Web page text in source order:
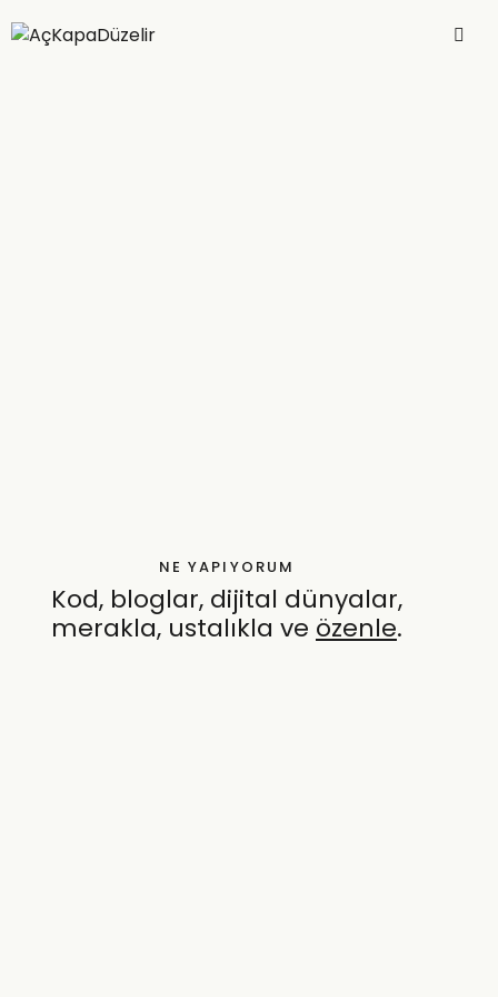
NE YAPIYORUM
Kod, bloglar, dijital dünyalar,
merakla, ustalıkla ve özenle.